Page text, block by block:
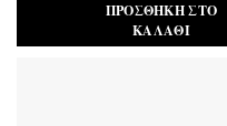
ΠΡΟΣΘΉΚΗ ΣΤΟ
ΚΑΛΆΘΙ